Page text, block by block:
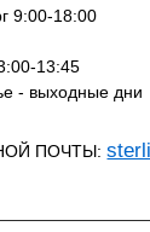
9:00-18:00
13:45
- выходные дни
ПОЧТЫ: